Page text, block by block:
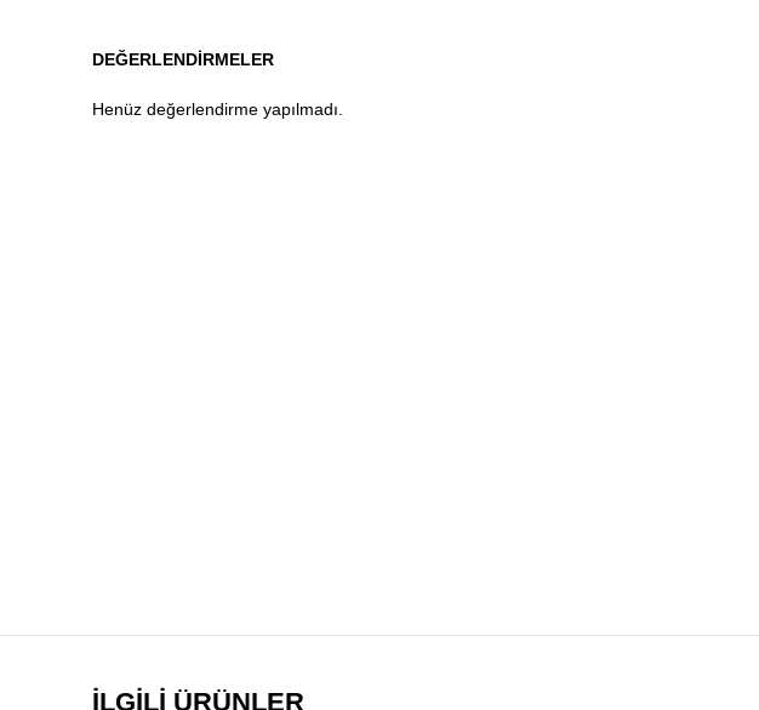
DEĞERLENDIRMELER
Henüz değerlendirme yapılmadı.
İLGILI ÜRÜNLER